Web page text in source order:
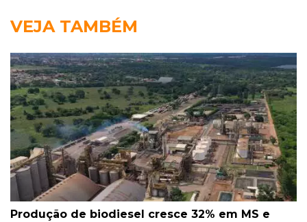
VEJA TAMBÉM
Produção de biodiesel cresce 32% em MS e